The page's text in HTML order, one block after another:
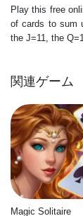
Play this free
of cards to sum
the J=11, the
関連ゲーム
Magic Solitaire